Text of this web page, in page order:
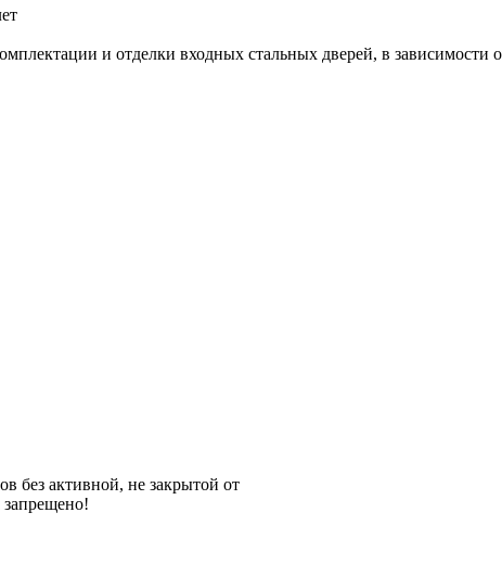
и отделки входных стальных дверей, в
без активной, не закрытой от